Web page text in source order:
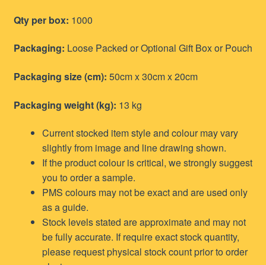
Qty per box: 1000
Packaging: Loose Packed or Optional Gift Box or Pouch
Packaging size (cm): 50cm x 30cm x 20cm
Packaging weight (kg): 13 kg
Current stocked item style and colour may vary
slightly from image and line drawing shown.
If the product colour is critical, we strongly suggest
you to order a sample.
PMS colours may not be exact and are used only
as a guide.
Stock levels stated are approximate and may not
be fully accurate. If require exact stock quantity,
please request physical stock count prior to order